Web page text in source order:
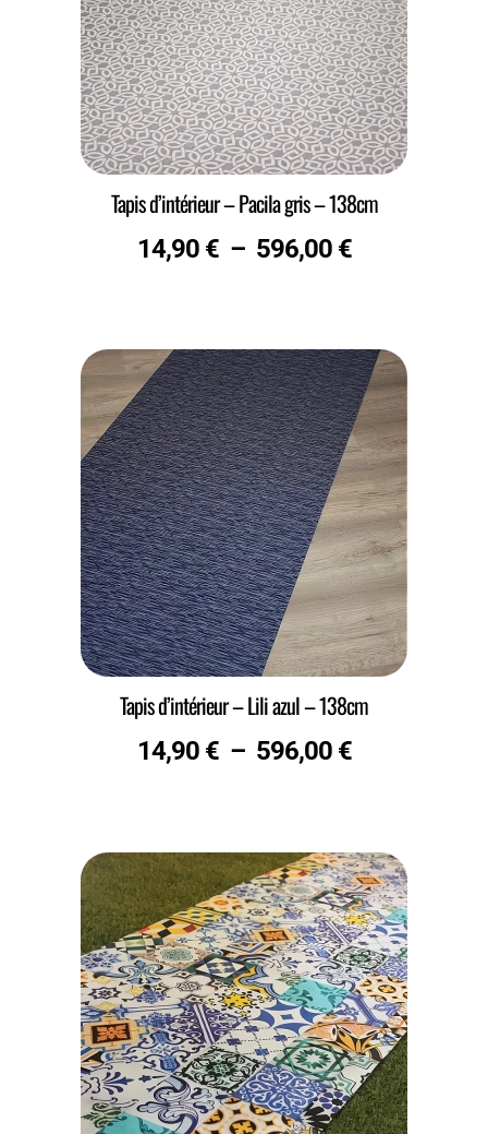
Tapis d’intérieur – Pacila gris – 138cm
14,90 € – 596,00 €
Tapis d’intérieur – Lili azul – 138cm
14,90 € – 596,00 €